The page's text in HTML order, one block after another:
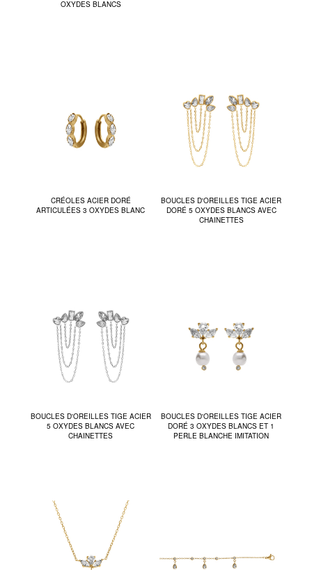
OXYDES BLANCS
CRÉOLES ACIER DORÉ
ARTICULÉES 3 OXYDES BLANC
BOUCLES D'OREILLES TIGE ACIER
DORÉ 5 OXYDES BLANCS AVEC
CHAINETTES
BOUCLES D'OREILLES TIGE ACIER
5 OXYDES BLANCS AVEC
CHAINETTES
BOUCLES D'OREILLES TIGE ACIER
DORÉ 3 OXYDES BLANCS ET 1
PERLE BLANCHE IMITATION